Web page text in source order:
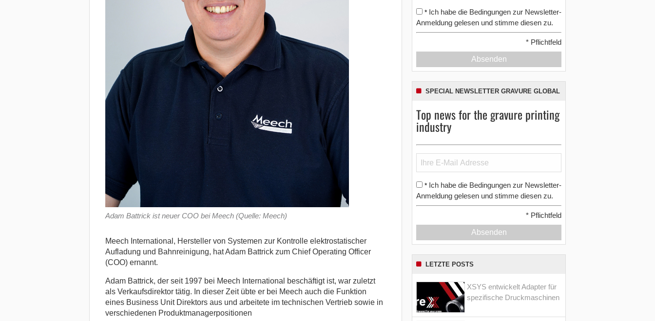
Adam Battrick ist neuer COO bei Meech (Quelle: Meech)
Meech International, Hersteller von Systemen zur Kontrolle elektrostatischer
Aufladung und Bahnreinigung, hat Adam Battrick zum Chief Operating Officer
(COO) ernannt.
Adam Battrick, der seit 1997 bei Meech International beschäftigt ist, war zuletzt
als Verkaufsdirektor tätig. In dieser Zeit übte er bei Meech auch die Funktion
eines Business Unit Direktors aus und arbeitete im technischen Vertrieb sowie in
verschiedenen Produktmanagerpositionen
* Ich habe die Bedingungen zur Newsletter-
Anmeldung gelesen und stimme diesen zu.
* Pflichtfeld
Absenden
SPECIAL NEWSLETTER GRAVURE GLOBAL
Top news for the gravure printing
industry
* Ich habe die Bedingungen zur Newsletter-
Anmeldung gelesen und stimme diesen zu.
* Pflichtfeld
Absenden
LETZTE POSTS
XSYS entwickelt Adapter für
spezifische Druckmaschinen